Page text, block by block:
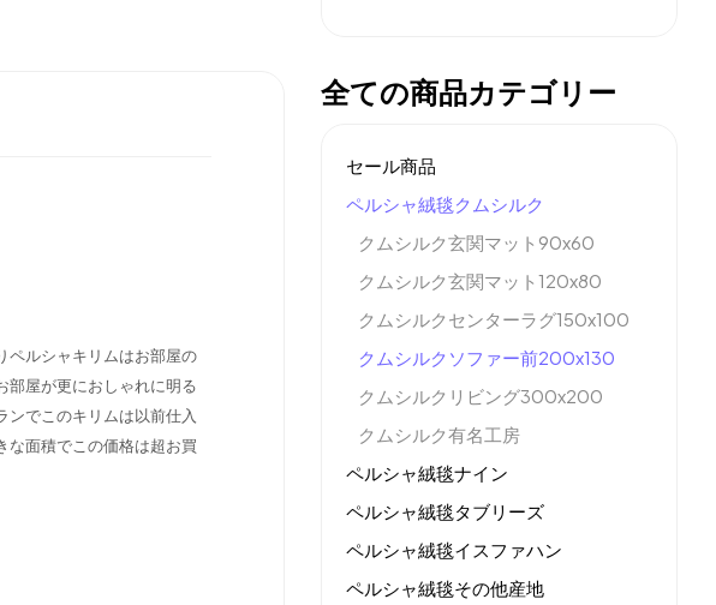
ペルシャキリムはお部屋の
部屋が更におしゃれに明る
でこのキリムは以前仕入
な面積でこの価格は超お買
全ての商品カテゴリー
セール商品
ペルシャ絨毯クムシルク
クムシルク玄関マット90x60
クムシルク玄関マット120x80
クムシルクセンターラグ150x100
クムシルクソファー前200x130
クムシルクリビング300x200
クムシルク有名工房
ペルシャ絨毯ナイン
ペルシャ絨毯タブリーズ
ペルシャ絨毯イスファハン
ペルシャ絨毯その他産地